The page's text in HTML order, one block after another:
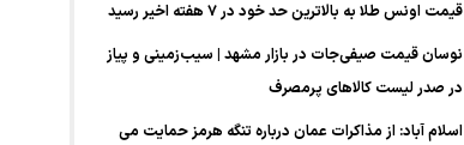
قیمت اونس طلا به بالاترین حد خود در ۷ هفته اخیر رسید
نوسان قیمت صیفی‌جات در بازار مشهد | سیب‌زمینی و پیاز
در صدر لیست کالا‌های پرمصرف
اسلام آباد: از مذاکرات عمان درباره تنگه هرمز حمایت می